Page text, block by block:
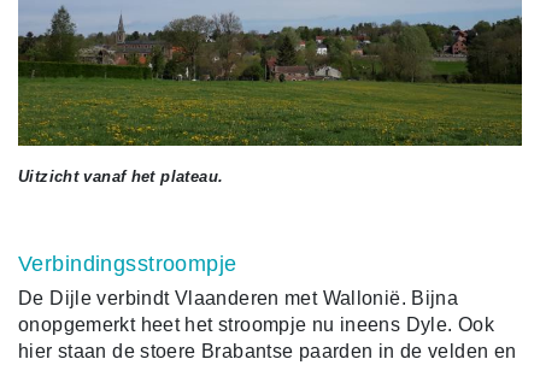
Uitzicht vanaf het plateau.
Verbindingsstroompje
De Dijle verbindt Vlaanderen met Wallonië. Bijna
onopgemerkt heet het stroompje nu ineens Dyle. Ook
hier staan de stoere Brabantse paarden in de velden en